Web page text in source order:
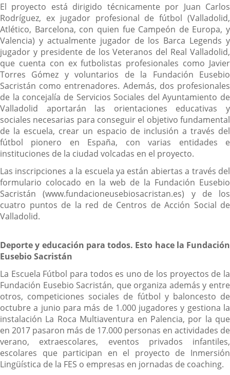
El proyecto está dirigido técnicamente por Juan Carlos
Rodríguez, ex jugador profesional de fútbol (Valladolid,
Atlético, Barcelona, con quien fue Campeón de Europa, y
Valencia) y actualmente jugador de los Barca Legends y
jugador y presidente de los Veteranos del Real Valladolid,
que cuenta con ex futbolistas profesionales como Javier
Torres Gómez y voluntarios de la Fundación Eusebio
Sacristán como entrenadores. Además, dos profesionales
de la concejalía de Servicios Sociales del Ayuntamiento de
Valladolid aportarán las orientaciones educativas y
sociales necesarias para conseguir el objetivo fundamental
de la escuela, crear un espacio de inclusión a través del
fútbol pionero en España, con varias entidades e
instituciones de la ciudad volcadas en el proyecto.
Las inscripciones a la escuela ya están abiertas a través del
formulario colocado en la web de la Fundación Eusebio
Sacristán (www.fundacioneusebiosacristan.es) y de los
cuatro puntos de la red de Centros de Acción Social de
Valladolid.
Deporte y educación para todos. Esto hace la Fundación
Eusebio Sacristán
La Escuela Fútbol para todos es uno de los proyectos de la
Fundación Eusebio Sacristán, que organiza además y entre
otros, competiciones sociales de fútbol y baloncesto de
octubre a junio para más de 1.000 jugadores y gestiona la
instalación La Roca Multiaventura en Palencia, por la que
en 2017 pasaron más de 17.000 personas en actividades de
verano, extraescolares, eventos privados infantiles,
escolares que participan en el proyecto de Inmersión
Lingüística de la FES o empresas en jornadas de coaching.